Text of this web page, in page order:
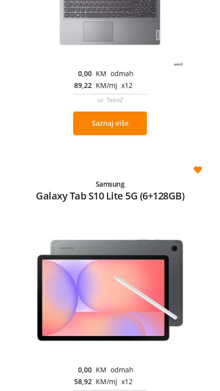
0,00 KM odmah
89,22 KM/mj x12
uz TeenZ
Saznaj više
Samsung
Galaxy Tab S10 Lite 5G (6+128GB)
0,00 KM odmah
58,92 KM/mj x12